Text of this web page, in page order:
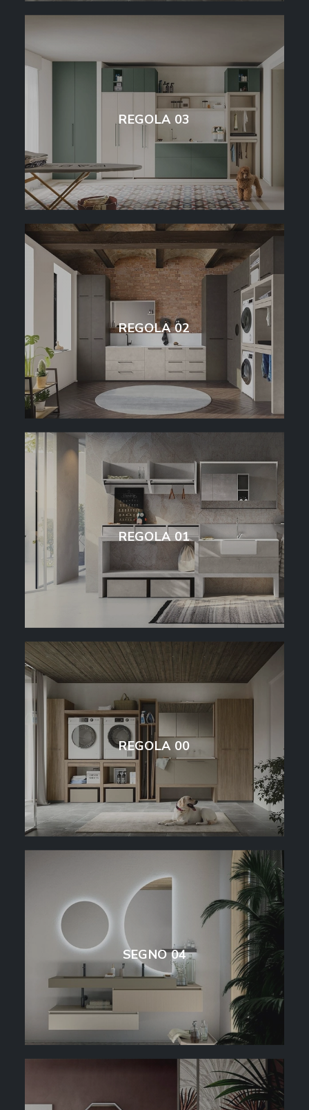
REGOLA 03
REGOLA 02
REGOLA 01
REGOLA 00
SEGNO 04